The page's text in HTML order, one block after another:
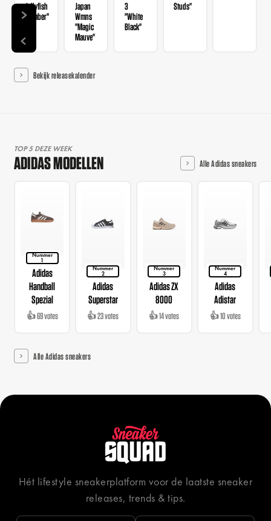
Jellyfish
"Timber"
Japan
Wmns
"Magic
Mauve"
3
"White
Black"
Studs"
Bekijk releasekalender
TOP 5 DEZE WEEK
ADIDAS MODELLEN Alle Adidas sneakers
Nummer
1
Adidas
Handball
Spezial
👍 69 votes
Nummer
2
Adidas
Superstar
👍 23 votes
Nummer
3
Adidas ZX
8000
👍 14 votes
Nummer
4
Adidas
Adistar
👍 10 votes
Alle Adidas sneakers
Hét lifestyle sneakerplatform voor de laatste sneaker
releases, trends & tips.